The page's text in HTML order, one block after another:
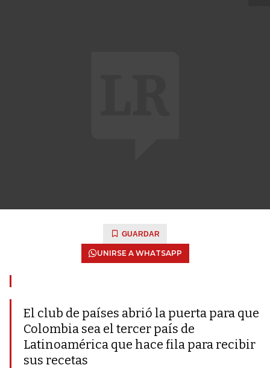
GUARDAR
UNIRSE A WHATSAPP
El club de países abrió la puerta para que
Colombia sea el tercer país de
Latinoamérica que hace fila para recibir
sus recetas